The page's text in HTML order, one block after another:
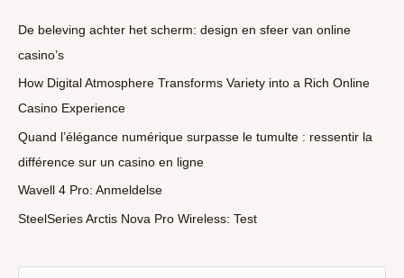
De beleving achter het scherm: design en sfeer van online
casino’s
How Digital Atmosphere Transforms Variety into a Rich Online
Casino Experience
Quand l’élégance numérique surpasse le tumulte : ressentir la
différence sur un casino en ligne
Wavell 4 Pro: Anmeldelse
SteelSeries Arctis Nova Pro Wireless: Test